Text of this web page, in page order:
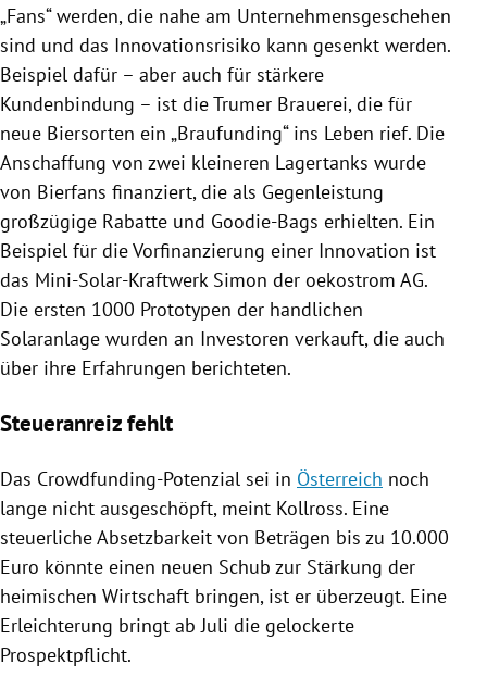
„Fans“ werden, die nahe am Unternehmensgeschehen
sind und das Innovationsrisiko kann gesenkt werden.
Beispiel dafür – aber auch für stärkere
Kundenbindung – ist die Trumer Brauerei, die für
neue Biersorten ein „Braufunding“ ins Leben rief. Die
Anschaffung von zwei kleineren Lagertanks wurde
von Bierfans finanziert, die als Gegenleistung
großzügige Rabatte und Goodie-Bags erhielten. Ein
Beispiel für die Vorfinanzierung einer Innovation ist
das Mini-Solar-Kraftwerk Simon der oekostrom AG.
Die ersten 1000 Prototypen der handlichen
Solaranlage wurden an Investoren verkauft, die auch
über ihre Erfahrungen berichteten.
Steueranreiz fehlt
Das Crowdfunding-Potenzial sei in Österreich noch
lange nicht ausgeschöpft, meint Kollross. Eine
steuerliche Absetzbarkeit von Beträgen bis zu 10.000
Euro könnte einen neuen Schub zur Stärkung der
heimischen Wirtschaft bringen, ist er überzeugt. Eine
Erleichterung bringt ab Juli die gelockerte
Prospektpflicht.